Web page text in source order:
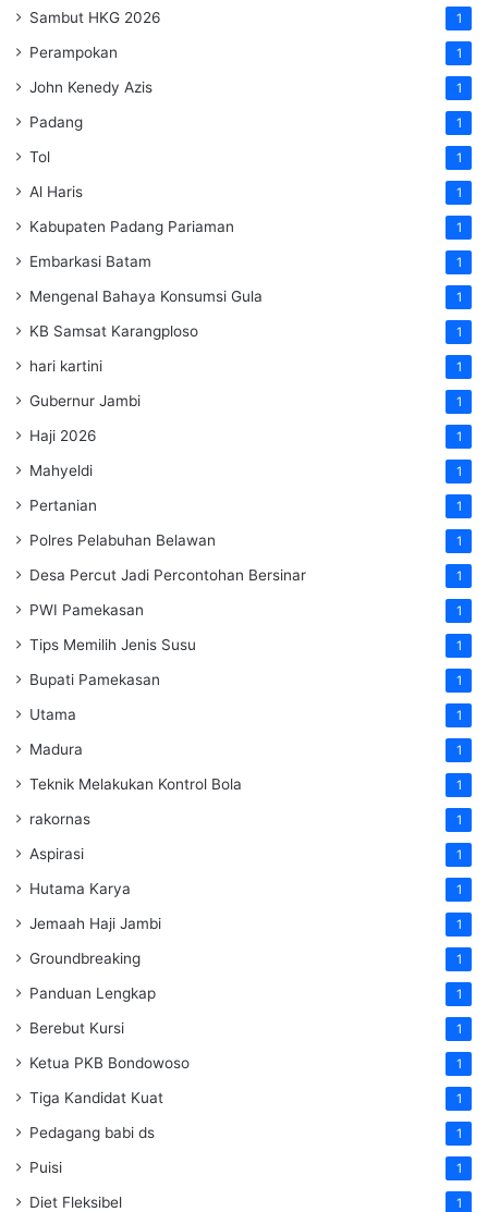
Sambut HKG 2026 1
Perampokan 1
John Kenedy Azis 1
Padang 1
Tol 1
Al Haris 1
Kabupaten Padang Pariaman 1
Embarkasi Batam 1
Mengenal Bahaya Konsumsi Gula 1
KB Samsat Karangploso 1
hari kartini 1
Gubernur Jambi 1
Haji 2026 1
Mahyeldi 1
Pertanian 1
Polres Pelabuhan Belawan 1
Desa Percut Jadi Percontohan Bersinar 1
PWI Pamekasan 1
Tips Memilih Jenis Susu 1
Bupati Pamekasan 1
Utama 1
Madura 1
Teknik Melakukan Kontrol Bola 1
rakornas 1
Aspirasi 1
Hutama Karya 1
Jemaah Haji Jambi 1
Groundbreaking 1
Panduan Lengkap 1
Berebut Kursi 1
Ketua PKB Bondowoso 1
Tiga Kandidat Kuat 1
Pedagang babi ds 1
Puisi 1
Diet Fleksibel 1